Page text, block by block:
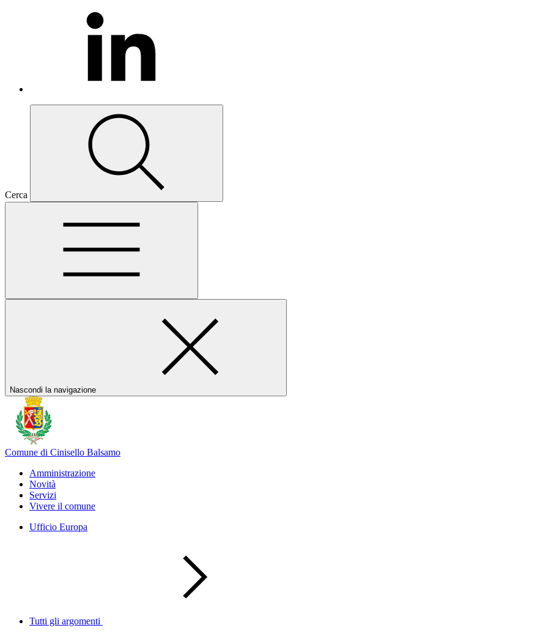
Cerca
Nascondi la navigazione
Comune di Cinisello Balsamo
Amministrazione
Novità
Servizi
Vivere il comune
Ufficio Europa
Tutti gli argomenti